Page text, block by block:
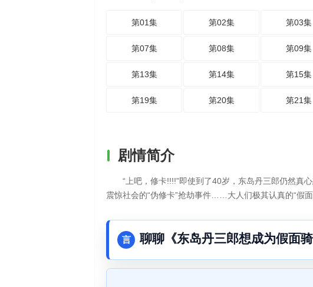
第01集 第02集 第03集
第07集 第08集 第09集
第13集 第14集 第15集
第19集 第20集 第21集
剧情简介
“上吧，修卡!!!!”即使到了40岁，东岛丹三郎仍然真
震惊社会的“伪修卡”抢劫事件……大人们极其认真的“假
言 聊聊《东岛丹三郎想成为假面骑